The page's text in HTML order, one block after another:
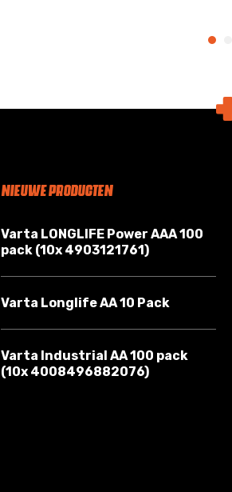
NIEUWE PRODUCTEN
Varta LONGLIFE Power AAA 100
pack (10x 4903121761)
Varta Longlife AA 10 Pack
Varta Industrial AA 100 pack
(10x 4008496882076)